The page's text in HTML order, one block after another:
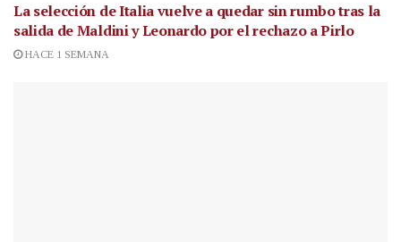
La selección de Italia vuelve a quedar sin rumbo tras la
salida de Maldini y Leonardo por el rechazo a Pirlo
HACE 1 SEMANA